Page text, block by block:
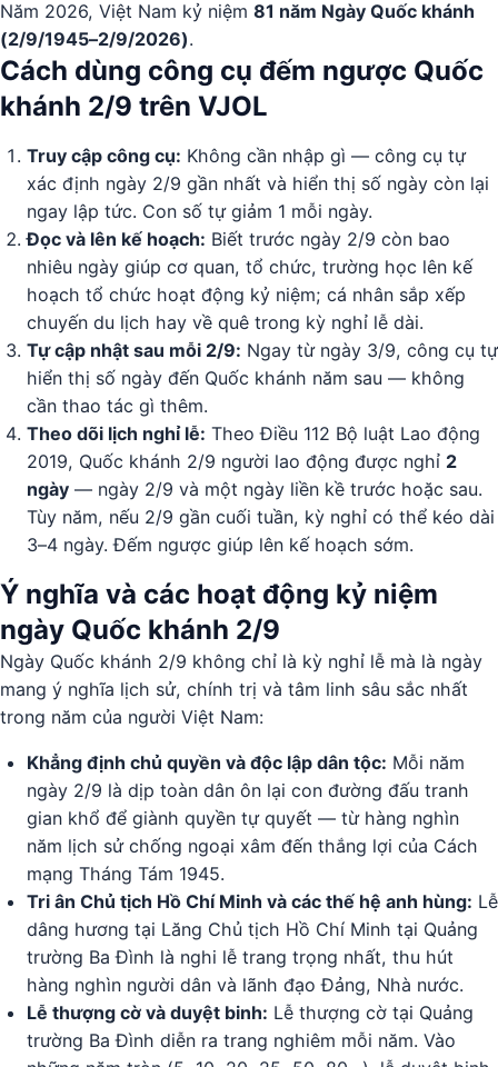
Năm 2026, Việt Nam kỷ niệm 81 năm Ngày Quốc khánh
(2/9/1945–2/9/2026).
Cách dùng công cụ đếm ngược Quốc
khánh 2/9 trên VJOL
Truy cập công cụ: Không cần nhập gì — công cụ tự
xác định ngày 2/9 gần nhất và hiển thị số ngày còn lại
ngay lập tức. Con số tự giảm 1 mỗi ngày.
Đọc và lên kế hoạch: Biết trước ngày 2/9 còn bao
nhiêu ngày giúp cơ quan, tổ chức, trường học lên kế
hoạch tổ chức hoạt động kỷ niệm; cá nhân sắp xếp
chuyến du lịch hay về quê trong kỳ nghỉ lễ dài.
Tự cập nhật sau mỗi 2/9: Ngay từ ngày 3/9, công cụ tự
hiển thị số ngày đến Quốc khánh năm sau — không
cần thao tác gì thêm.
Theo dõi lịch nghỉ lễ: Theo Điều 112 Bộ luật Lao động
2019, Quốc khánh 2/9 người lao động được nghỉ 2
ngày — ngày 2/9 và một ngày liền kề trước hoặc sau.
Tùy năm, nếu 2/9 gần cuối tuần, kỳ nghỉ có thể kéo dài
3–4 ngày. Đếm ngược giúp lên kế hoạch sớm.
Ý nghĩa và các hoạt động kỷ niệm
ngày Quốc khánh 2/9
Ngày Quốc khánh 2/9 không chỉ là kỳ nghỉ lễ mà là ngày
mang ý nghĩa lịch sử, chính trị và tâm linh sâu sắc nhất
trong năm của người Việt Nam:
Khẳng định chủ quyền và độc lập dân tộc: Mỗi năm
ngày 2/9 là dịp toàn dân ôn lại con đường đấu tranh
gian khổ để giành quyền tự quyết — từ hàng nghìn
năm lịch sử chống ngoại xâm đến thắng lợi của Cách
mạng Tháng Tám 1945.
Tri ân Chủ tịch Hồ Chí Minh và các thế hệ anh hùng: Lễ
dâng hương tại Lăng Chủ tịch Hồ Chí Minh tại Quảng
trường Ba Đình là nghi lễ trang trọng nhất, thu hút
hàng nghìn người dân và lãnh đạo Đảng, Nhà nước.
Lễ thượng cờ và duyệt binh: Lễ thượng cờ tại Quảng
trường Ba Đình diễn ra trang nghiêm mỗi năm. Vào